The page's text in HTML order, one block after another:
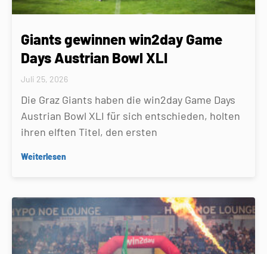
Giants gewinnen win2day Game
Days Austrian Bowl XLI
Juli 25, 2026
Die Graz Giants haben die win2day Game Days
Austrian Bowl XLI für sich entschieden, holten
ihren elften Titel, den ersten
Weiterlesen